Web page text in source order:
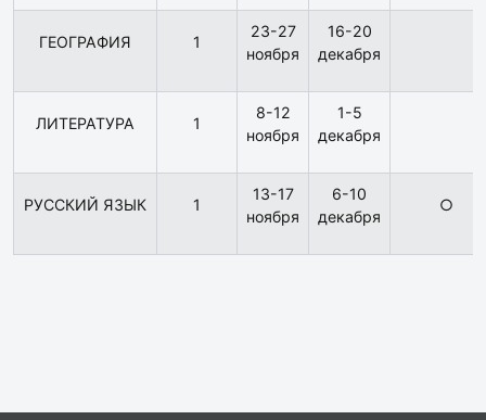
ГЕОГРАФИЯ 1
23-27
ноября
16-20
декабря
ЛИТЕРАТУРА 1
8-12
ноября
1-5
декабря
РУССКИЙ ЯЗЫК 1
13-17
ноября
6-10
декабря
○